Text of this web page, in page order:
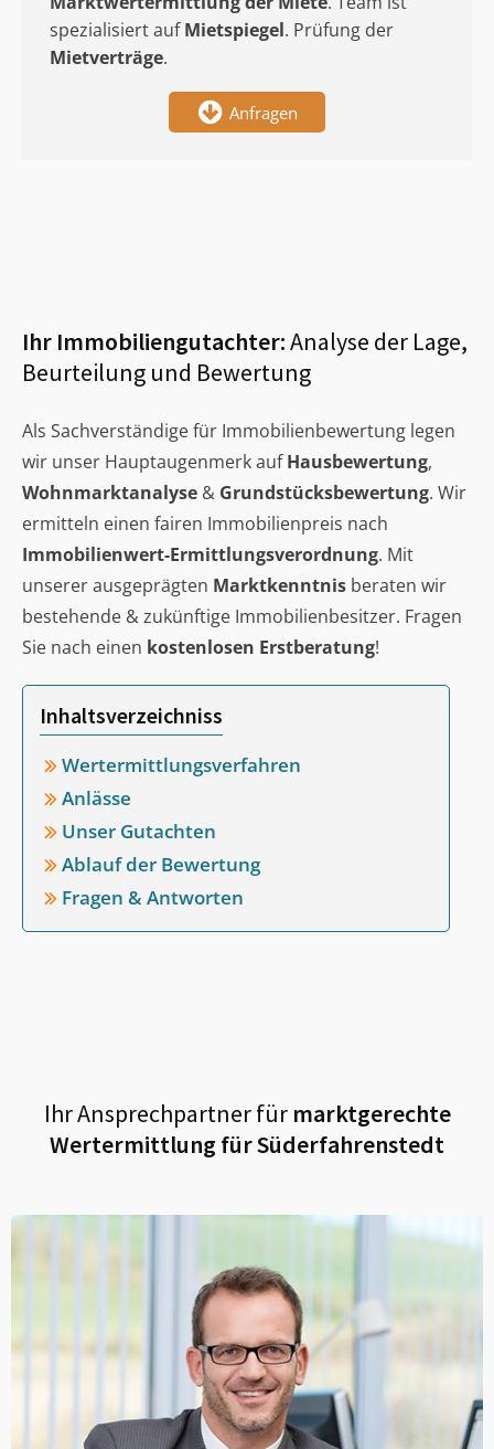
spezialisiert aufMietspiegel. Prüfung der
Mietverträge.
Anfragen
Ihr Immobiliengutachter:Analyse der Lage,
Beurteilung und Bewertung
Als Sachverständige für Immobilienbewertung legen
wir unser Hauptaugenmerk aufHausbewertung,
Wohnmarktanalyse & Grundstücksbewertung. Wir
ermitteln einen fairen Immobilienpreis nach
Immobilienwert-Ermittlungsverordnung. Mit
unserer ausgeprägten Marktkenntnis beraten wir
bestehende & zukünftige Immobilienbesitzer. Fragen
Sie nach einen kostenlosen Erstberatung!
Inhaltsverzeichniss
Wertermittlungsverfahren
Anlässe
Unser Gutachten
Ablauf der Bewertung
Fragen & Antworten
Ihr Ansprechpartner fürmarktgerechte
Wertermittlung fürSüderfahrenstedt